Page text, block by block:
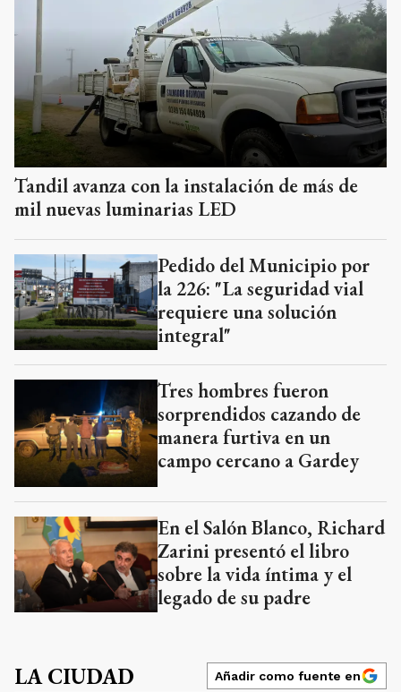
Tandil avanza con la instalación de más de
mil nuevas luminarias LED
Pedido del Municipio por
la 226: "La seguridad vial
requiere una solución
integral"
Tres hombres fueron
sorprendidos cazando de
manera furtiva en un
campo cercano a Gardey
En el Salón Blanco, Richard
Zarini presentó el libro
sobre la vida íntima y el
legado de su padre
LA CIUDAD Añadir como fuente en